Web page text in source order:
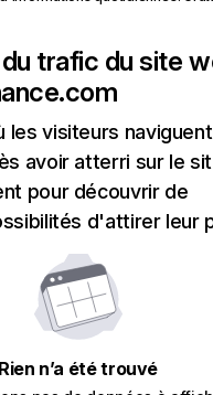
trafic du site
les visiteurs naviguent
avoir atterri sur le
pour découvrir de
d'attirer leur
Rien n’a été trouvé